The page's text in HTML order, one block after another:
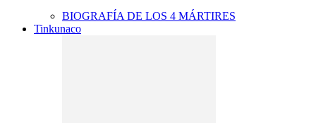
BIOGRAFÍA DE LOS 4 MÁRTIRES
Tinkunaco